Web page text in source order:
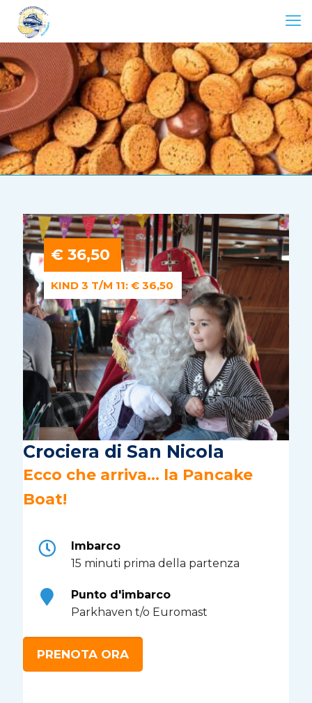
€ 36,50
KIND 3 T/M 11: € 36,50
Crociera di San Nicola
Ecco che arriva... la Pancake
Boat!
Imbarco
15 minuti prima della partenza
Punto d'imbarco
Parkhaven t/o Euromast
PRENOTA ORA